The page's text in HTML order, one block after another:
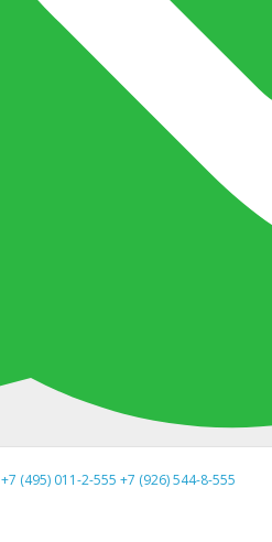
+7 (495) 011-2-555 +7 (926) 544-8-555